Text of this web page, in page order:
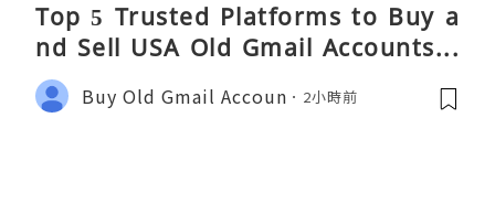
Top 5 Trusted Platforms to Buy a
nd Sell USA Old Gmail Accounts S
afely 2026
Buy Old Gmail Accoun 2小時前